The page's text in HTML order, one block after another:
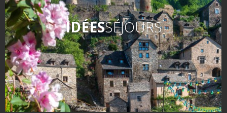
d'histoire
De la vallée du Lot au pays
Decazeville-Aubin
Patrimoine mondial de
l'UNESCO
IDÉESSÉJOURS